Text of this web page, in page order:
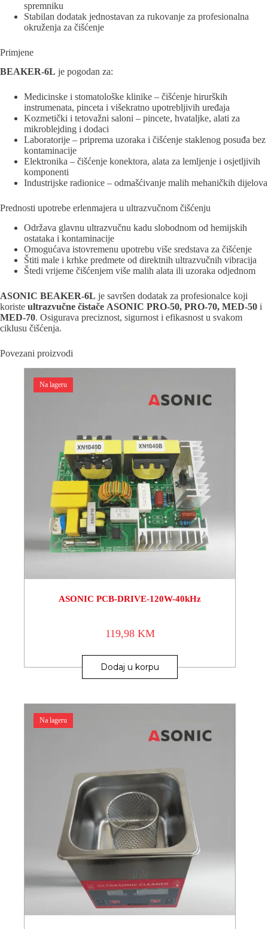
spremniku
Stabilan dodatak jednostavan za rukovanje za profesionalna
okruženja za čišćenje
Primjene
BEAKER-6L je pogodan za:
Medicinske i stomatološke klinike – čišćenje hirurških
instrumenata, pinceta i višekratno upotrebljivih uređaja
Kozmetički i tetovažni saloni – pincete, hvataljke, alati za
mikroblejding i dodaci
Laboratorije – priprema uzoraka i čišćenje staklenog posuđa bez
kontaminacije
Elektronika – čišćenje konektora, alata za lemljenje i osjetljivih
komponenti
Industrijske radionice – odmašćivanje malih mehaničkih dijelova
Prednosti upotrebe erlenmajera u ultrazvučnom čišćenju
Održava glavnu ultrazvučnu kadu slobodnom od hemijskih
ostataka i kontaminacije
Omogućava istovremenu upotrebu više sredstava za čišćenje
Štiti male i krhke predmete od direktnih ultrazvučnih vibracija
Štedi vrijeme čišćenjem više malih alata ili uzoraka odjednom
ASONIC BEAKER-6L je savršen dodatak za profesionalce koji
koriste ultrazvučne čistače ASONIC PRO-50, PRO-70, MED-50 i
MED-70. Osigurava preciznost, sigurnost i efikasnost u svakom
ciklusu čišćenja.
Povezani proizvodi
Na lageru
ASONIC PCB-DRIVE-120W-40kHz
119,98 KM
Dodaj u korpu
Na lageru